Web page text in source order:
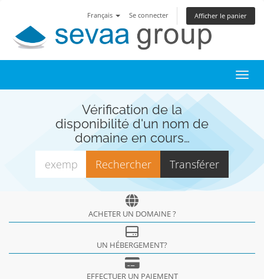
Français Se connecter Afficher le panier
Vérification de la
disponibilité d'un nom de
domaine en cours…
ACHETER UN DOMAINE ?
UN HÉBERGEMENT?
EFFECTUER UN PAIEMENT